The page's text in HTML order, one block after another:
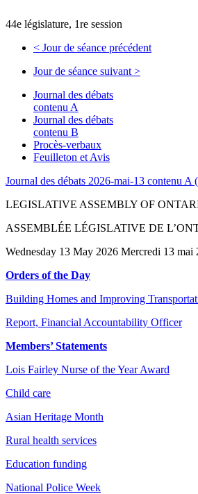
44e législature, 1re session
< Jour de séance précédent
Jour de séance suivant >
Journal des débats
contenu A
Journal des débats
contenu B
Procès-verbaux
Feuilleton et Avis
Journal des débats 2026-mai-13 contenu A
LEGISLATIVE ASSEMBLY OF
ASSEMBLÉE LÉGISLATIVE DE
Wednesday 13 May 2026 Mercredi 13 mai
Orders of the Day
Building Homes and Improving
Report, Financial Accountability Officer
Members’ Statements
Lois Fairley Nurse of the Year Award
Child care
Asian Heritage Month
Rural health services
Education funding
National Police Week